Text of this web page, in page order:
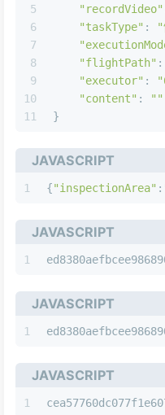
5
6
7
8
9
10
11
"recordVideo"
"taskType" : "
"flightPath" :
"executor" :
"content" :
""
}
JAVASCRIPT
1 {"inspectionArea" :
JAVASCRIPT
1
JAVASCRIPT
1
JAVASCRIPT
1